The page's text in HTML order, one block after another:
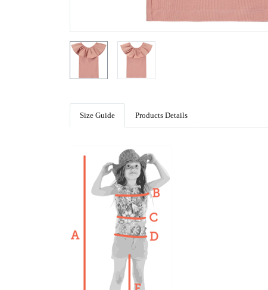
Size Guide Products Details